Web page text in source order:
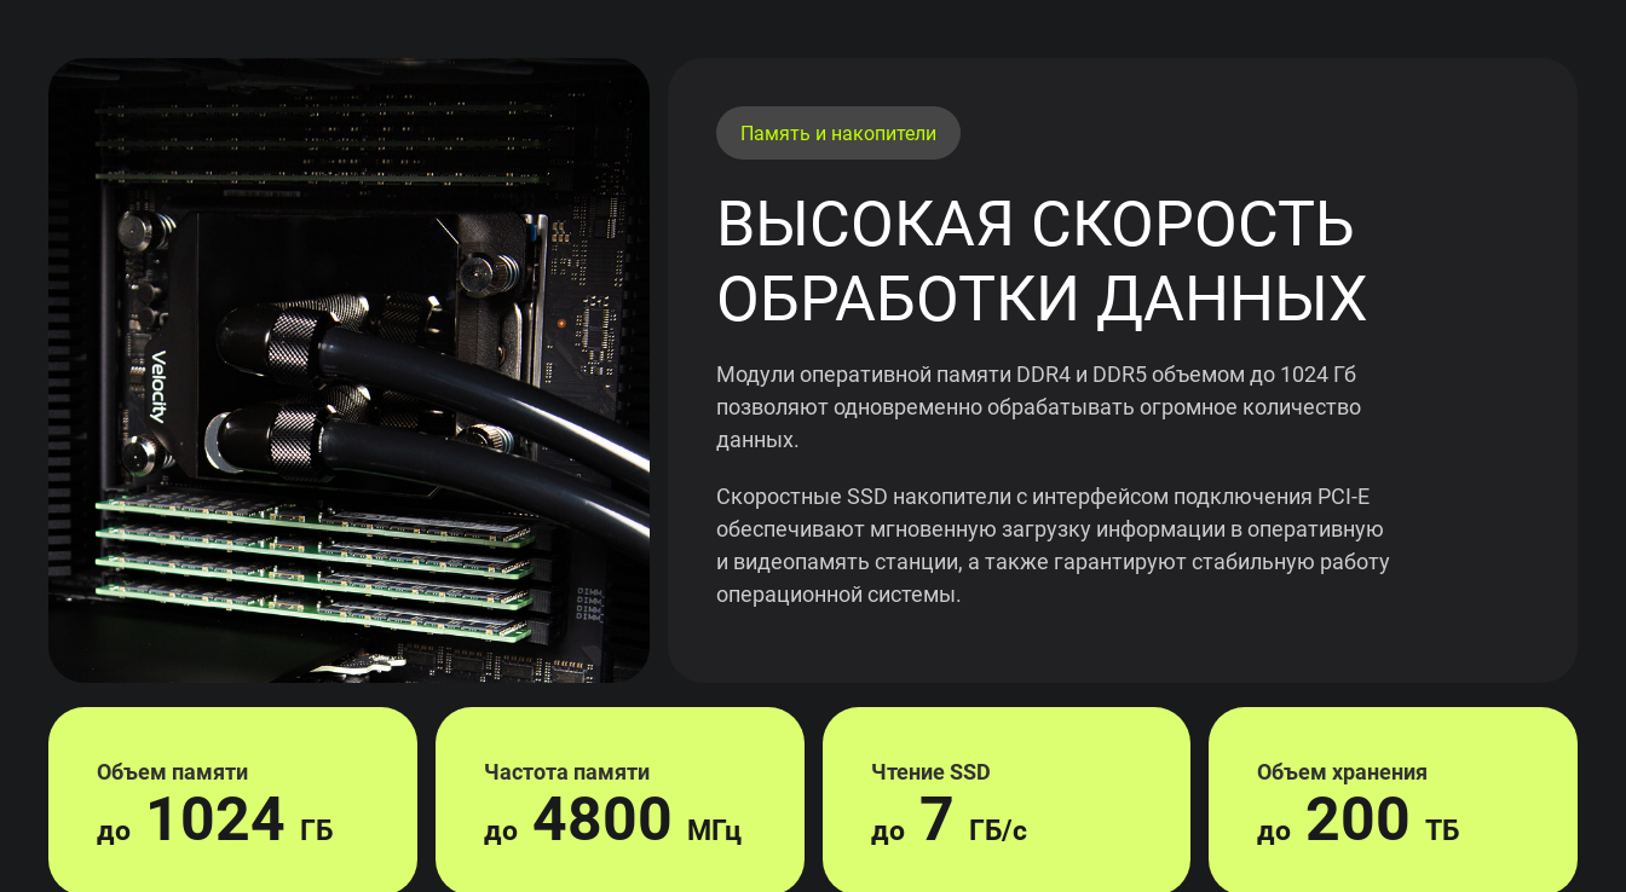
Память и накопители
ВЫСОКАЯ СКОРОСТЬ
ОБРАБОТКИ ДАННЫХ
Модули оперативной памяти DDR4 и DDR5 объемом до 1024 Гб
позволяют одновременно обрабатывать огромное количество
данных.
Скоростные SSD накопители с интерфейсом подключения PCI-E
обеспечивают мгновенную загрузку информации в оперативную
и видеопамять станции, а также гарантируют стабильную работу
операционной системы.
Объем памяти
до 1024 ГБ
Частота памяти
до4800 МГц
Чтение SSD
до7 ГБ/с
Объем хранения
до 200ТБ